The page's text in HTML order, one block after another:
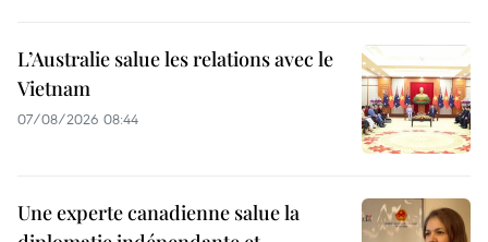
L’Australie salue les relations avec le
Vietnam
07/08/2026 08:44
Une experte canadienne salue la